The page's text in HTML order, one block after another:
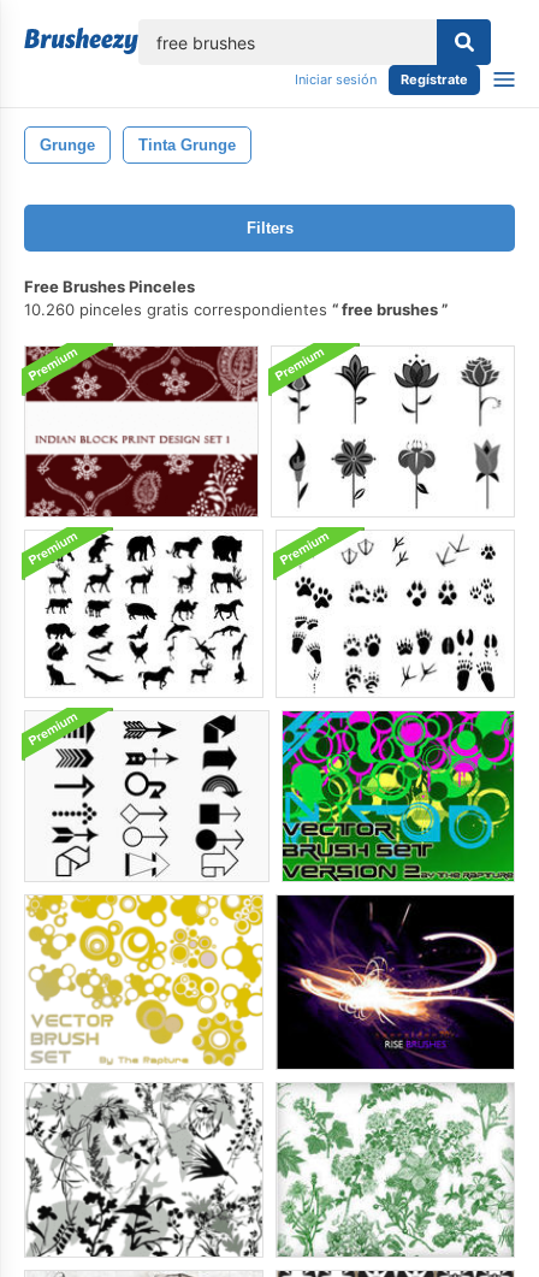
Iniciar sesión Regístrate
Grunge Tinta Grunge
Filters
Free Brushes Pinceles
10.260 pinceles gratis correspondientes
free brushes